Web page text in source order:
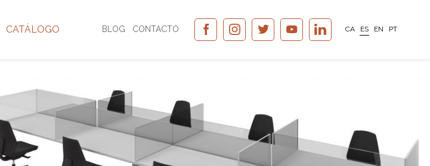
CATÁLOGO BLOG CONTACTO CA ES EN PT